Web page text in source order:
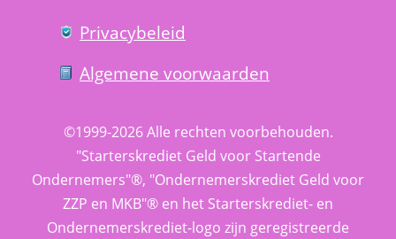
Privacy­beleid
Algemene voorwaarden
©1999-2026 Alle rechten voorbehouden.
"Starterskrediet Geld voor Startende
Ondernemers"®, "Ondernemerskrediet Geld voor
ZZP en MKB"® en het Starterskrediet- en
Ondernemerskrediet-logo zijn geregistreerde